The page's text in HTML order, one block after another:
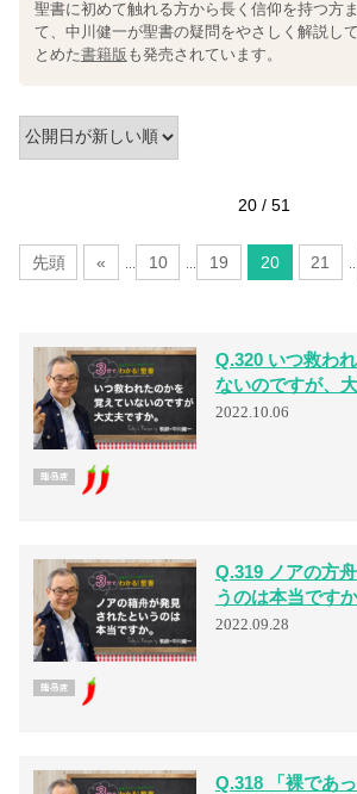
聖書に初めて触れる方から長く信仰を持つ方
て、中川健一が聖書の疑問をやさしく解説し
とめた書籍版 も発売されています。
20 / 51
Q.320 いつ救わ
ないのですが、
2022.10.06
Q.319 ノアの方
うのは本当ですか
2022.09.28
Q.318 「裸であ